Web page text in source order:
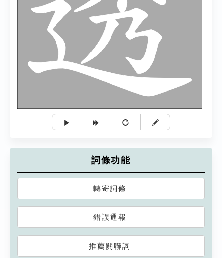
詞條功能
轉寄詞條
錯誤通報
推薦關聯詞